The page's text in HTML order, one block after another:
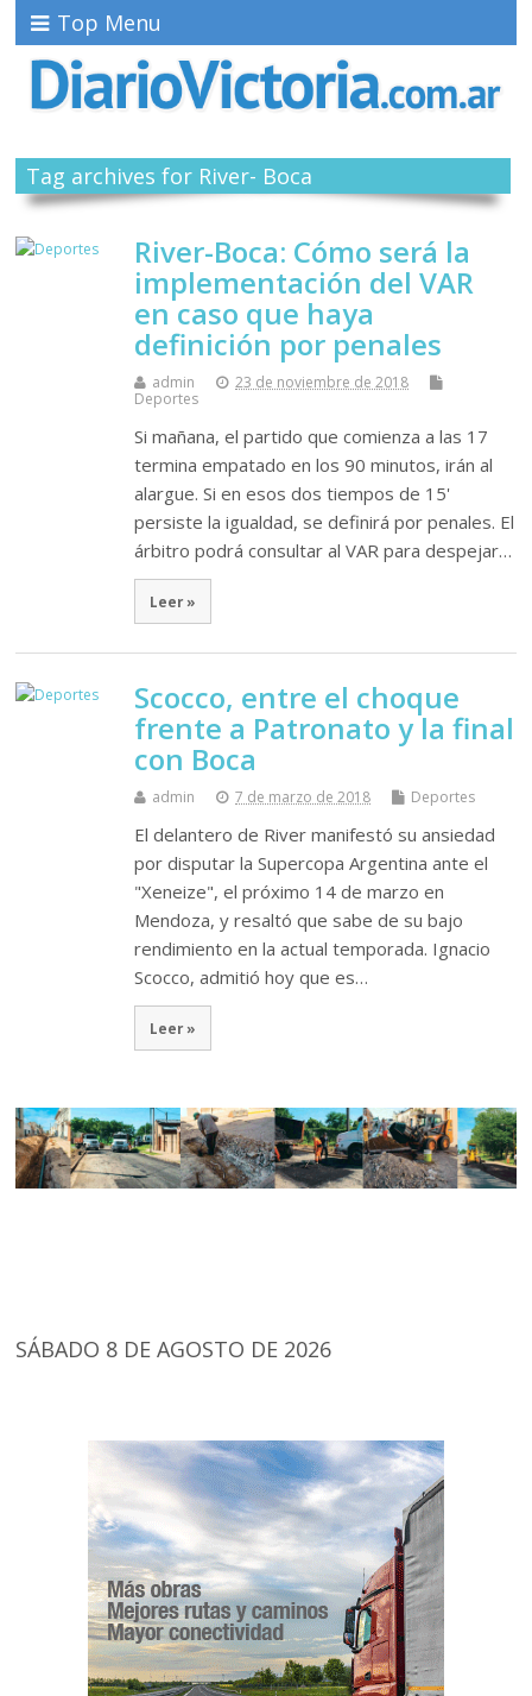
Top Menu
Tag archives for River- Boca
River-Boca: Cómo será la
implementación del VAR
en caso que haya
definición por penales
admin
23 de noviembre de 2018
Deportes
Si mañana, el partido que comienza a las 17
termina empatado en los 90 minutos, irán al
alargue. Si en esos dos tiempos de 15'
persiste la igualdad, se definirá por penales. El
árbitro podrá consultar al VAR para despejar…
Leer »
Scocco, entre el choque
frente a Patronato y la final
con Boca
admin 7 de marzo de 2018 Deportes
El delantero de River manifestó su ansiedad
por disputar la Supercopa Argentina ante el
"Xeneize", el próximo 14 de marzo en
Mendoza, y resaltó que sabe de su bajo
rendimiento en la actual temporada. Ignacio
Scocco, admitió hoy que es…
Leer »
SÁBADO 8 DE AGOSTO DE 2026